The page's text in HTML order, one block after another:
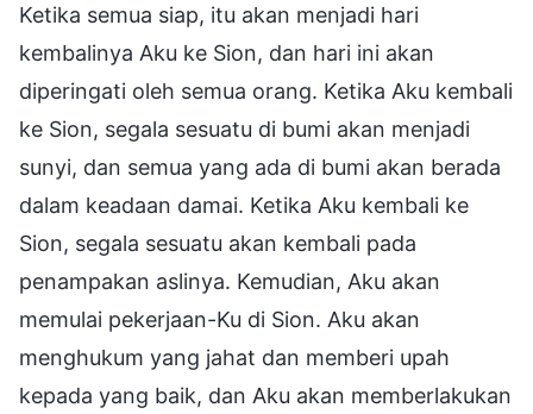
Ketika semua siap, itu akan menjadi hari
kembalinya Aku ke Sion, dan hari ini akan
diperingati oleh semua orang. Ketika Aku kembali
ke Sion, segala sesuatu di bumi akan menjadi
sunyi, dan semua yang ada di bumi akan berada
dalam keadaan damai. Ketika Aku kembali ke
Sion, segala sesuatu akan kembali pada
penampakan aslinya. Kemudian, Aku akan
memulai pekerjaan-Ku di Sion. Aku akan
menghukum yang jahat dan memberi upah
kepada yang baik, dan Aku akan memberlakukan